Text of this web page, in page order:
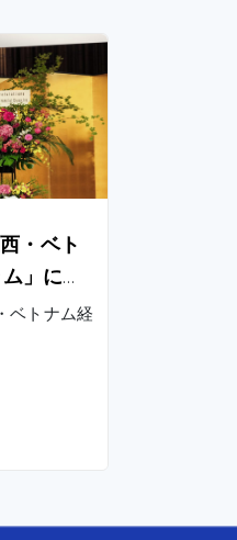
・ベト
」に登
ベトナム経